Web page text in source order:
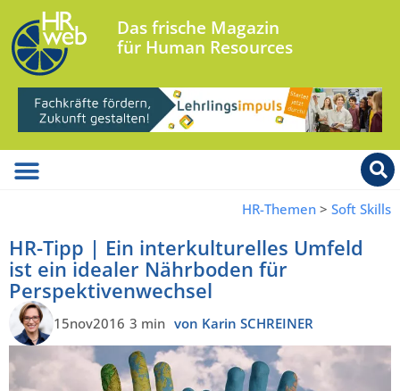
Das frische Magazin
für Human Resources
HR-Themen > Soft Skills
HR-Tipp | Ein interkulturelles Umfeld
ist ein idealer Nährboden für
Perspektivenwechsel
15nov2016 3 min von Karin SCHREINER